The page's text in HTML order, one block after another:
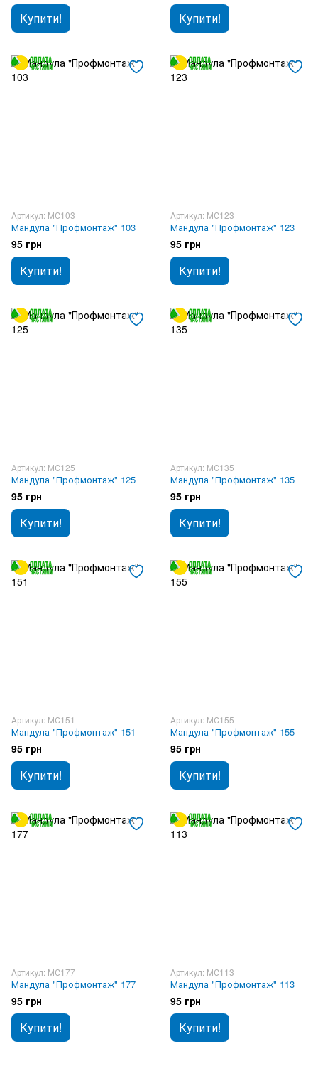
Купити! Купити!
Артикул: МС103
Мандула "Профмонтаж" 103
95 грн
Купити!
Артикул: МС123
Мандула "Профмонтаж" 123
95 грн
Купити!
Артикул: МС125
Мандула "Профмонтаж" 125
95 грн
Купити!
Артикул: МС135
Мандула "Профмонтаж" 135
95 грн
Купити!
Артикул: МС151
Мандула "Профмонтаж" 151
95 грн
Купити!
Артикул: МС155
Мандула "Профмонтаж" 155
95 грн
Купити!
Артикул: МС177
Мандула "Профмонтаж" 177
95 грн
Купити!
Артикул: МС113
Мандула "Профмонтаж" 113
95 грн
Купити!